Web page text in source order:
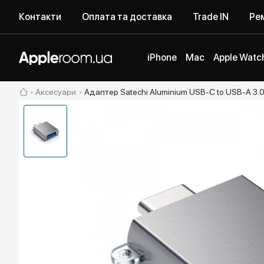
Контакти Оплата та доставка Trade IN
iPhone Mac Apple
Аксесуари Адаптер Satechi Aluminium USB-C to USB-A